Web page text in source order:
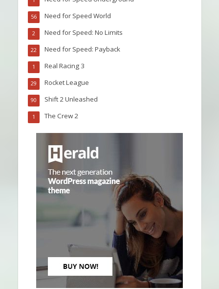
Need for Speed World
56
Need for Speed: No Limits
2
Need for Speed: Payback
22
Real Racing 3
1
Rocket League
29
Shift 2 Unleashed
90
The Crew 2
1